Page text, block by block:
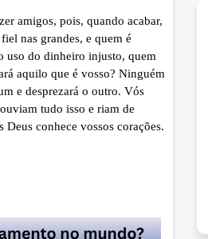
amigos, pois, quando acabar,
nas grandes, e quem é
uso do dinheiro injusto, quem
aquilo que é vosso? Ninguém
e desprezará o outro. Vós
tudo isso e riam de
Deus conhece vossos corações.